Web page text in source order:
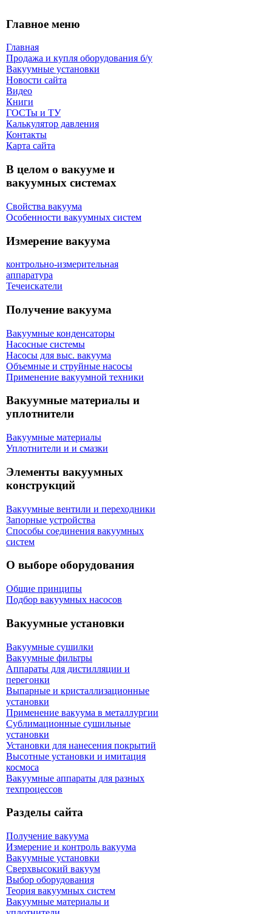
Главное меню
Главная
Продажа и купля оборудования б/y
Вакуумные установки
Новости сайта
Видео
Книги
ГОСТы и ТУ
Калькулятор давления
Контакты
Карта сaйта
В целом о вакууме и
вакуумных системах
Свойства вакуума
Особенности вакуумных систем
Измерение вакуума
контрольно-измерительная
аппаратура
Течеискатели
Получение вакуума
Вакуумные конденсаторы
Насосные системы
Насосы для выс. вакуума
Объемные и струйные насосы
Применение вакуумной техники
Вакуумные материалы и
уплотнители
Вакуумные материалы
Уплотнители и и смазки
Элементы вакуумных
конструкций
Вакуумные вентили и переходники
Запорные устройства
Способы соединения вакуумных
систем
О выборе оборудования
Общие принципы
Подбор вакуумных насосов
Вакуумные установки
Вакуумные сушилки
Вакуумные фильтры
Аппараты для дистилляции и
перегонки
Выпарные и кристаллизационные
установки
Применение вакуума в металлургии
Сублимационные сушильные
установки
Установки для нанесения покрытий
Высотные установки и имитация
космоса
Вакуумные аппараты для разных
техпроцессов
Разделы сайта
Получение вакуума
Измерение и контроль вакуума
Вакуумные установки
Сверхвысокий вакуум
Выбор оборудования
Теория вакуумных систем
Вакуумные материалы и